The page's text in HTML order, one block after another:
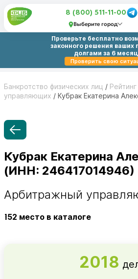
8 (800) 511-11-00
Выберите город
Проверьте бесплатно
законного решения ваших
долгами за 6
Проверить свою
Банкротство физических лиц /
управляющих / Кубрак Екатерина
Кубрак Екатерина
(ИНН: 246417014946)
Арбитражный
152 место в каталоге
2018